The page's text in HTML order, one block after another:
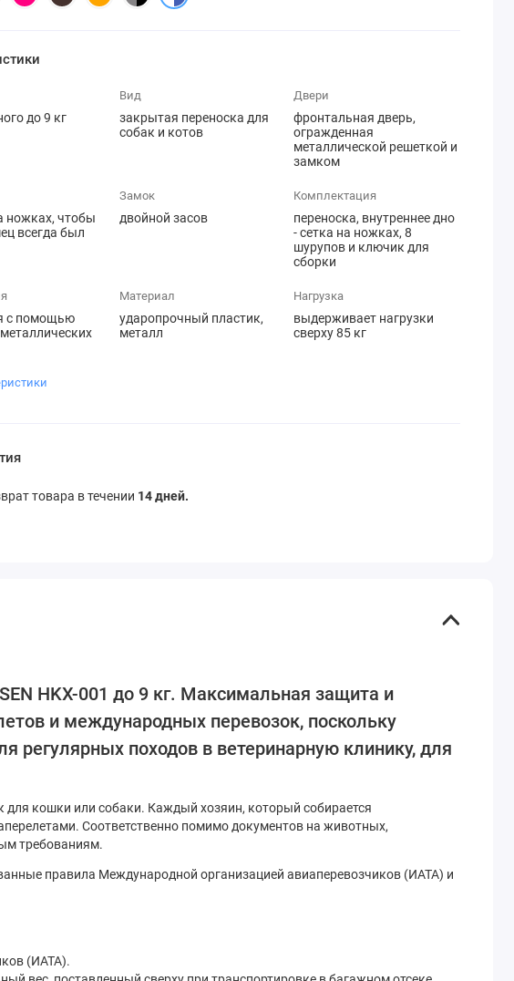
до 9 кг
Вид
закрытая переноска для
собак и котов
Двери
фронтальная дверь,
огражденная
металлической решеткой и
замком
ножках, чтобы
всегда был
Замок
двойной засов
Комплектация
переноска, внутреннее дно
- сетка на ножках, 8
шурупов и ключик для
сборки
с помощью
Материал
ударопрочный пластик,
металл
Нагрузка
выдерживает нагрузки
сверху 85 кг
товара в течении 14 дней.
HKX-001 до 9 кг. Максимальная защита и
и международных перевозок, поскольку
походов в ветеринарную клинику, для
кошки или собаки. Каждый хозяин, который собирается
Соответственно помимо документов на животных,
требованиям.
правила Международной организацией авиаперевозчиков (ИАТА) и
(ИАТА).